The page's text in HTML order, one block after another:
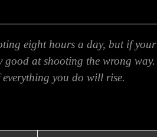
eight hours a day, but if
good at shooting the wrong
you do will rise.